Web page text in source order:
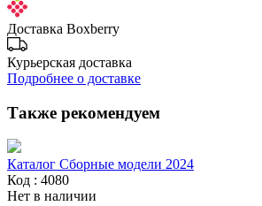
Доставка Boxberry
Курьерская доставка
Подробнее о доставке
Также рекомендуем
Каталог Сборные модели 2024
Код : 4080
Нет в наличии